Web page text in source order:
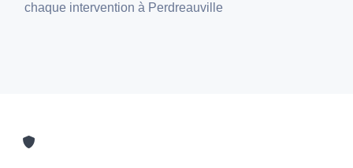
chaque intervention à Perdreauville